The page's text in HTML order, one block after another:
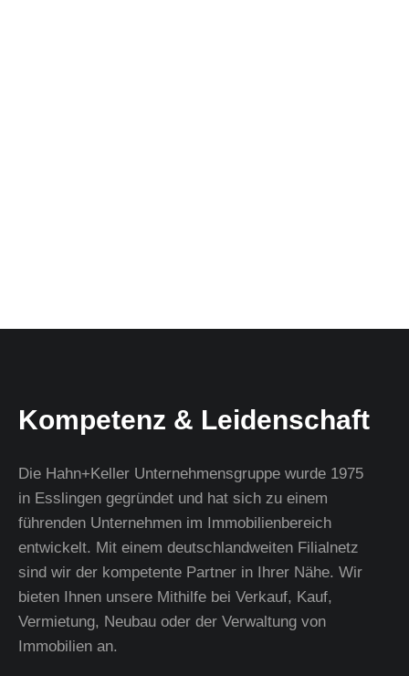
Kompetenz & Leidenschaft
Die Hahn+Keller Unternehmensgruppe wurde 1975
in Esslingen gegründet und hat sich zu einem
führenden Unternehmen im Immobilienbereich
entwickelt. Mit einem deutschlandweiten Filialnetz
sind wir der kompetente Partner in Ihrer Nähe. Wir
bieten Ihnen unsere Mithilfe bei Verkauf, Kauf,
Vermietung, Neubau oder der Verwaltung von
Immobilien an.